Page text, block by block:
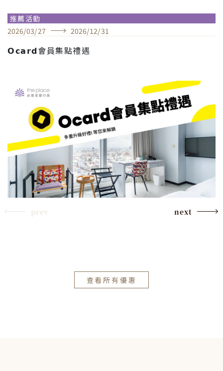
推薦活動
2026/03/27 2026/12/31
𝗢𝗰𝗮𝗿𝗱會員集點禮遇
prev next
查看所有優惠